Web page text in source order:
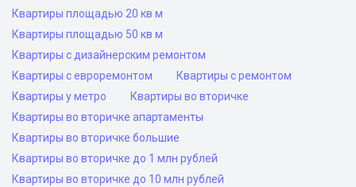
Квартиры площадью 20 кв м
Квартиры площадью 50 кв м
Квартиры с дизайнерским ремонтом
Квартиры с евроремонтом
Квартиры с ремонтом
Квартиры у метро
Квартиры во вторичке
Квартиры во вторичке апартаменты
Квартиры во вторичке большие
Квартиры во вторичке до 1 млн рублей
Квартиры во вторичке до 10 млн рублей